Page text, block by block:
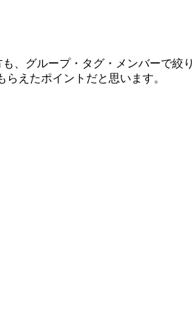
、グループ・タグ・メンバーで絞
えたポイントだと思います。